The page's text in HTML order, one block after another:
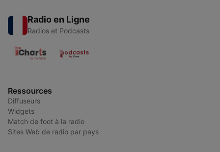
Radio en Ligne
Radios et Podcasts
Ressources
Diffuseurs
Widgets
Match de foot à la radio
Sites Web de radio par pays